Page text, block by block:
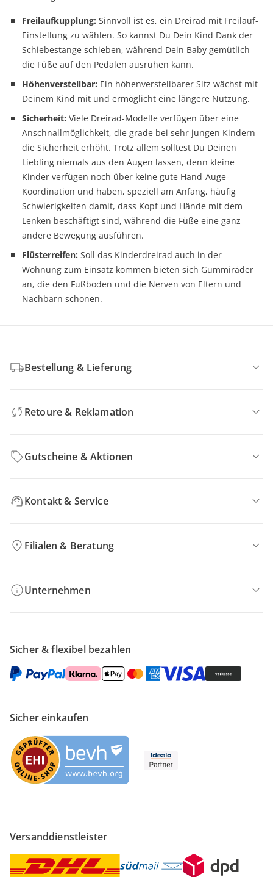
Freilaufkupplung: Sinnvoll ist es, ein Dreirad mit Freilauf-
Einstellung zu wählen. So kannst Du Dein Kind Dank der
Schiebestange schieben, während Dein Baby gemütlich
die Füße auf den Pedalen ausruhen kann.
Höhenverstellbar: Ein höhenverstellbarer Sitz wächst mit
Deinem Kind mit und ermöglicht eine längere Nutzung.
Sicherheit: Viele Dreirad-Modelle verfügen über eine
Anschnallmöglichkeit, die grade bei sehr jungen Kindern
die Sicherheit erhöht. Trotz allem solltest Du Deinen
Liebling niemals aus den Augen lassen, denn kleine
Kinder verfügen noch über keine gute Hand-Auge-
Koordination und haben, speziell am Anfang, häufig
Schwierigkeiten damit, dass Kopf und Hände mit dem
Lenken beschäftigt sind, während die Füße eine ganz
andere Bewegung ausführen.
Flüsterreifen: Soll das Kinderdreirad auch in der
Wohnung zum Einsatz kommen bieten sich Gummiräder
an, die den Fußboden und die Nerven von Eltern und
Nachbarn schonen.
Bestellung & Lieferung
Retoure & Reklamation
Gutscheine & Aktionen
Kontakt & Service
Filialen & Beratung
Unternehmen
Sicher & flexibel bezahlen
Sicher einkaufen
Versanddienstleister